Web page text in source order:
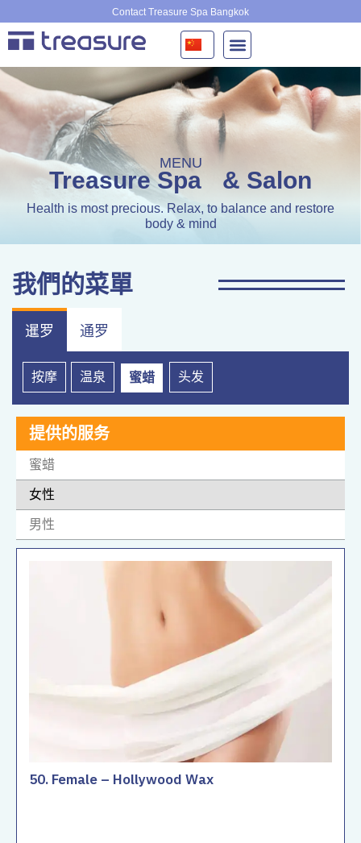
至
内
Contact Treasure Spa Bangkok
MENU
Treasure Spa & Salon
Health is most precious. Relax, to balance and restore
body & mind
我們的菜單
暹罗 通罗
按摩 温泉 蜜蜡 头发
提供的服务
蜜蜡
女性
男性
50. Female – Hollywood Wax